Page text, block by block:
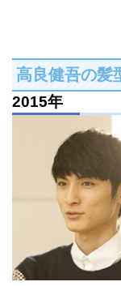
高良健吾の髪
2015年